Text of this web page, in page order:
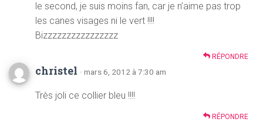
le second, je suis moins fan, car je n’aime pas trop
les canes visages ni le vert !!!!
Bizzzzzzzzzzzzzzzz
RÉPONDRE
christel · mars 6, 2012 à 7:30 am
Très joli ce collier bleu !!!!
RÉPONDRE